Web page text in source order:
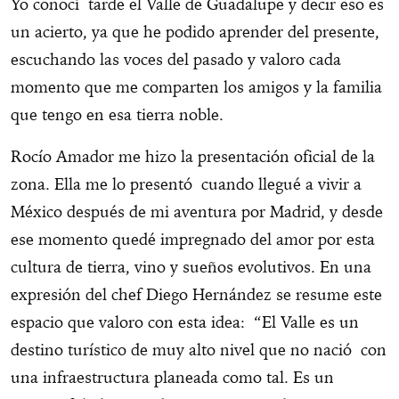
un acierto, ya que he podido aprender del presente,
escuchando las voces del pasado y valoro cada
momento que me comparten los amigos y la familia
que tengo en esa tierra noble.
Rocío Amador me hizo la presentación oficial de la
zona. Ella me lo presentó cuando llegué a vivir a
México después de mi aventura por Madrid, y desde
ese momento quedé impregnado del amor por esta
cultura de tierra, vino y sueños evolutivos. En una
expresión del chef Diego Hernández se resume este
espacio que valoro con esta idea: “El Valle es un
destino turístico de muy alto nivel que no nació con
una infraestructura planeada como tal. Es un